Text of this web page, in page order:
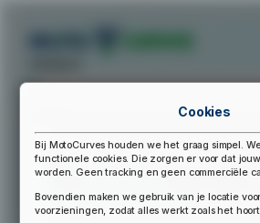
Cookies
Bij MotoCurves houden we het graag simpel.
functionele cookies. Die zorgen er voor dat
worden. Geen tracking en geen commerciële
Bovendien maken we gebruik van je locatie
voorzieningen, zodat alles werkt zoals het hoort.